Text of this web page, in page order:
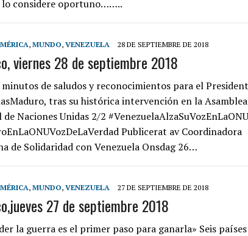
lo considere oportuno……..
, MUNDO, VENEZUELA 28 DE SEPTIEMBRE DE 2018
viernes 28 de septiembre 2018
de saludos y reconocimientos para el
tras su histórica intervención en la Asamblea
de Naciones Unidas 2/2 #VenezuelaAlzaSuVozEnLaONU
Publicerat av Coordinadora
de Solidaridad con Venezuela Onsdag 26…
, MUNDO, VENEZUELA 27 DE SEPTIEMBRE DE 2018
27 de septiembre 2018
la guerra es el primer paso para ganarla» Seis países